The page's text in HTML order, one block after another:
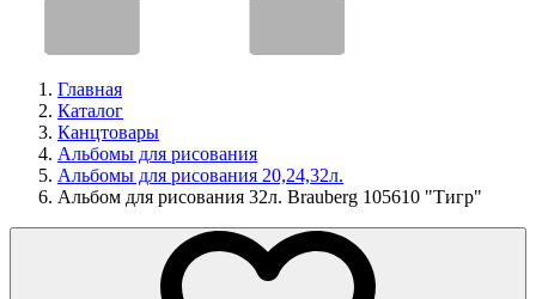
Главная
Каталог
Канцтовары
Альбомы для рисования
Альбомы для рисования 20,24,32л.
Альбом для рисования 32л. Brauberg 105610 "Тигр"